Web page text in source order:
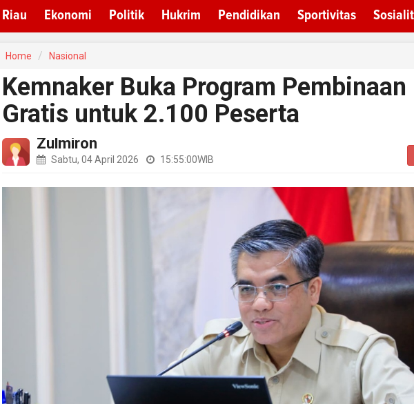
Riau Ekonomi Politik Hukrim Pendidikan Sportivitas
Home Nasional
Kemnaker Buka Program Pembinaan
Gratis untuk 2.100 Peserta
Zulmiron
Sabtu, 04 April 2026 15:55:00WIB